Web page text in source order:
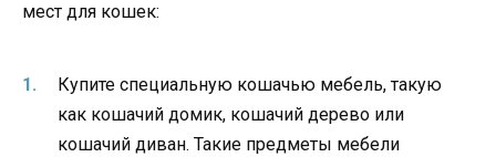
мест для кошек:
Купите специальную кошачью мебель, такую
как кошачий домик, кошачий дерево или
кошачий диван. Такие предметы мебели